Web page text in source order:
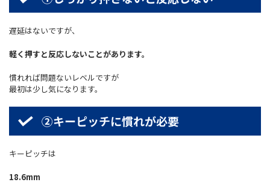
遅延はないですが、
軽く押すと反応しないことがあります。
慣れれば問題ないレベルですが
最初は少し気になります。
②キーピッチに慣れが必要
キーピッチは
18.6mm